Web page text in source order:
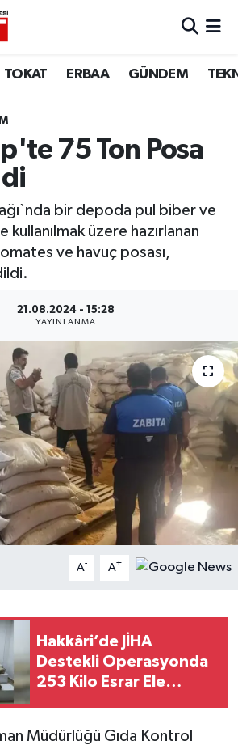
TOKAT ERBAA GÜNDEM
75 Ton Posa
bir depoda pul biber ve
kullanılmak üzere hazırlanan
ve havuç posası,
21.08.2024 - 15:28
YAYINLANMA
A- A+
Hakkâri’de JİHA
Destekli Operasyonda
253 Kilo Esrar Ele
Müdürlüğü Gıda Kontrol